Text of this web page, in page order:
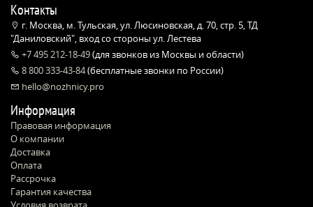
Контакты
г. Москва, м. Тульская, ул. Люсиновская, д. 70, стр. 5, ТД
"Даниловский", вход со стороны ул. Лестева
+7 495 212-18-49(для звонков из Москвы и области)
8 800 333-43-84(бесплатные звонки по России)
hello@nozhnicy.pro
Информация
Правовая информация
О компании
Доставка
Оплата
Рассрочка
Гарантия качества